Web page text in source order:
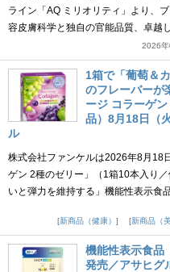
ライン「AQ ミリオリティ」より、
容皮膚科学と独自の官能品質、卓越
2026
1箱で「葡萄＆
のフレーバーが
ージ コラーゲ
品）8月18日（
ル
株式会社ファンケルは2026年8月18
ゲン 2種のゼリー」（1箱10本入り
いと弾力を維持する」機能性表示食
新商品（健康）
新商品（美
機能性表示食品
発売／アサヒグ